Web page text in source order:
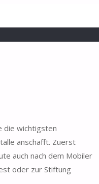
die wichtigsten
anschafft. Zuerst
auch nach dem Mobiler
oder zur Stiftung